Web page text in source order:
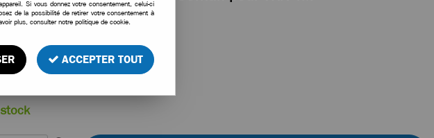
le premier à donner votre avis !
80 €TTC
Si vous donnez votre consentement, celui-ci
de la possibilité de retirer votre consentement à
plus, consulter notre politique de cookie.
ACCEPTER TOUT